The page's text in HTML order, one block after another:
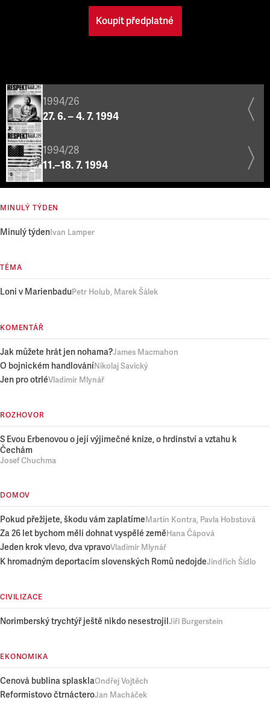
Koupit předplatné
1994/26
27. 6. – 4. 7. 1994
1994/28
11.–18. 7. 1994
MINULÝ TÝDEN
Minulý týdenIvan Lamper
TÉMA
Loni v MarienbaduPetr Holub, Marek Šálek
KOMENTÁŘ
Jak můžete hrát jen nohama?James Macmahon
O bojnickém handlováníNikolaj Savický
Jen pro otrléVladimír Mlynář
ROZHOVOR
S Evou Erbenovou o její výjimečné knize, o hrdinství a vztahu k
Čechám
Josef Chuchma
DOMOV
Pokud přežijete, škodu vám zaplatímeMartin Kontra, Pavla Hobstová
Za 26 let bychom měli dohnat vyspělé zeměHana Čápová
Jeden krok vlevo, dva vpravoVladimír Mlynář
K hromadným deportacím slovenských Romů nedojdeJindřich Šídlo
CIVILIZACE
Norimberský trychtýř ještě nikdo nesestrojil Jiří Burgerstein
EKONOMIKA
Cenová bublina splasklaOndřej Vojtěch
Reformistovo čtrnácteroJan Macháček